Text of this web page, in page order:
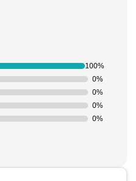
0%
0%
0%
0%
100%